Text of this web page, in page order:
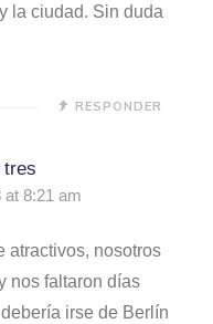
la ciudad. Sin duda
RESPONDER
tres
at 8:21 am
atractivos, nosotros
nos faltaron días
irse de Berlín